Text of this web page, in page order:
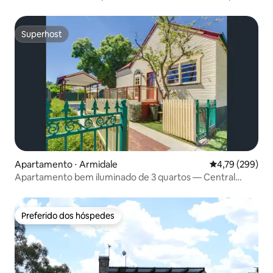
Superhost
Superhost
Apartamento ⋅ Armidale 4,79 de uma
4,79 (299)
Apartamento bem iluminado de 3 quartos — Central
Preferido dos hóspedes
Preferido dos hóspedes